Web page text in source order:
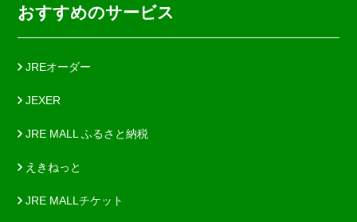
おすすめのサービス
JREオーダー
JEXER
JRE MALL ふるさと納税
えきねっと
JRE MALLチケット